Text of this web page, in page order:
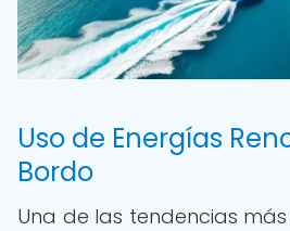
Uso de Energías
Bordo
Una de las tendencias